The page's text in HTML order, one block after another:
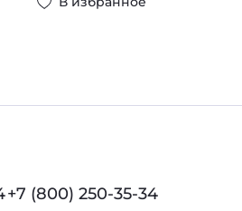
+7 (800) 250-35-34